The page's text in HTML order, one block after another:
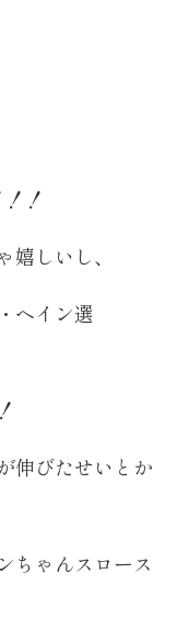
！
しいし、
ヘイン選
伸びたせいとか
ちゃんスロース